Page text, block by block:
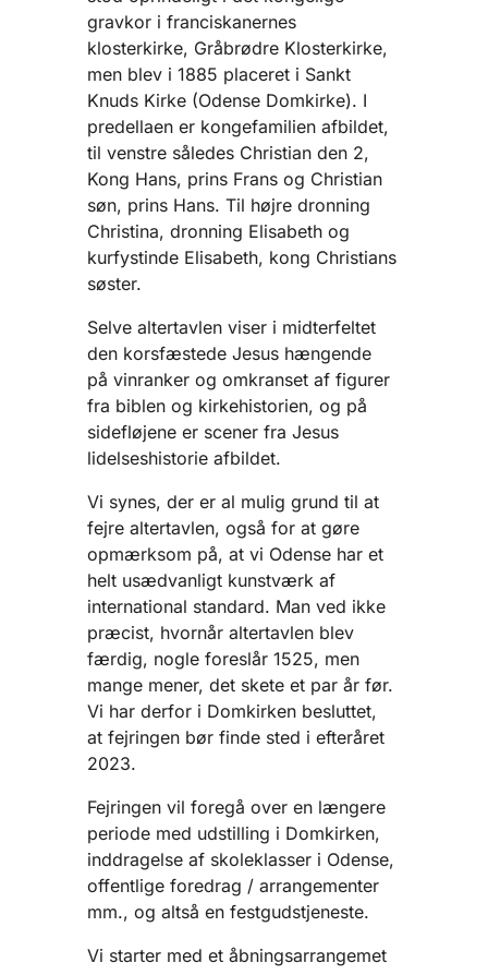
gravkor i franciskanernes
klosterkirke, Gråbrødre Klosterkirke,
men blev i 1885 placeret i Sankt
Knuds Kirke (Odense Domkirke). I
predellaen er kongefamilien afbildet,
til venstre således Christian den 2,
Kong Hans, prins Frans og Christian
søn, prins Hans. Til højre dronning
Christina, dronning Elisabeth og
kurfystinde Elisabeth, kong Christians
søster.
Selve altertavlen viser i midterfeltet
den korsfæstede Jesus hængende
på vinranker og omkranset af figurer
fra biblen og kirkehistorien, og på
sidefløjene er scener fra Jesus
lidelseshistorie afbildet.
Vi synes, der er al mulig grund til at
fejre altertavlen, også for at gøre
opmærksom på, at vi Odense har et
helt usædvanligt kunstværk af
international standard. Man ved ikke
præcist, hvornår altertavlen blev
færdig, nogle foreslår 1525, men
mange mener, det skete et par år før.
Vi har derfor i Domkirken besluttet,
at fejringen bør finde sted i efteråret
2023.
Fejringen vil foregå over en længere
periode med udstilling i Domkirken,
inddragelse af skoleklasser i Odense,
offentlige foredrag / arrangementer
mm., og altså en festgudstjeneste.
Vi starter med et åbningsarrangemet